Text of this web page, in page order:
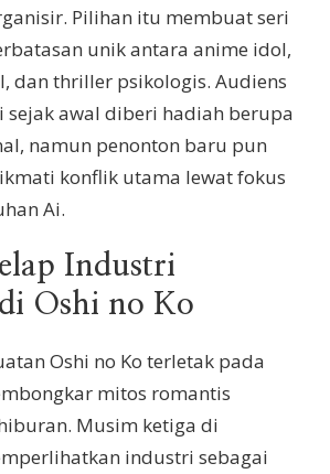
Pilihan itu membuat seri
unik antara anime idol,
dan thriller psikologis. Audiens
sejak awal diberi hadiah berupa
namun penonton baru pun
konflik utama lewat fokus
Ai.
Industri
Oshi no Ko
Oshi no Ko terletak pada
mitos romantis
Musim ketiga di
industri sebagai